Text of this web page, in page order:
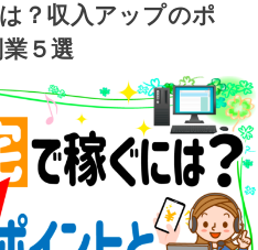
？収入アップのポ
５選